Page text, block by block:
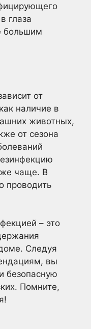
глаза
большим
от
наличие в
животных,
от сезона
чаще. В
проводить
– это
Следуя
вы
безопасную
Помните,